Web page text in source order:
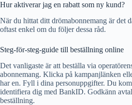
Hur aktiverar jag en rabatt som ny kund?
När du hittat ditt drömabonnemang är det
oftast enkel om du följer dessa råd.
Steg-för-steg-guide till beställning online
Det vanligaste är att beställa via
abonnemang. Klicka på kampanjlänken
har en. Fyll i dina personuppgifter. Du
identifiera dig med BankID. Godkänn
beställning.